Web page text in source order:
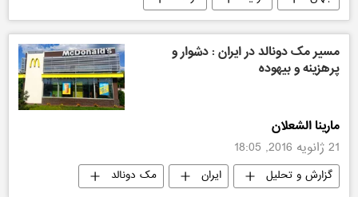
مسیر مک دونالد در ایران : دشوار و
پرهزینه و بیهوده
مارینا الشعلان
21 ژانویه 2016, 18:05
گزارش و تحلیل ایران مک دونالد